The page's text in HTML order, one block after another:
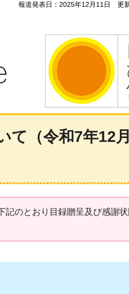
報道発表日：2025年12月11日 更
て（令和7年12
記のとおり目録贈呈及び感謝